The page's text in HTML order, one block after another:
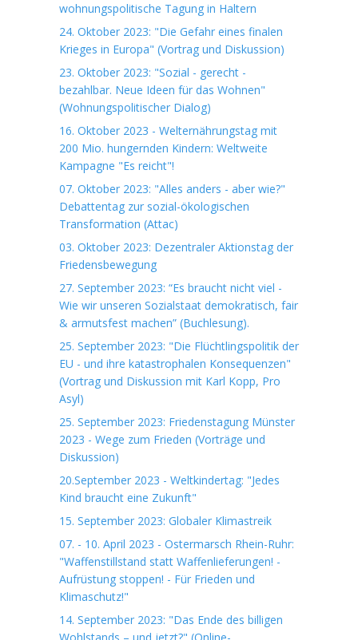
wohnungspolitische Tagung in Haltern
24. Oktober 2023: "Die Gefahr eines finalen
Krieges in Europa" (Vortrag und Diskussion)
23. Oktober 2023: "Sozial - gerecht -
bezahlbar. Neue Ideen für das Wohnen"
(Wohnungspolitischer Dialog)
16. Oktober 2023 - Welternährungstag mit
200 Mio. hungernden Kindern: Weltweite
Kampagne "Es reicht"!
07. Oktober 2023: "Alles anders - aber wie?"
Debattentag zur sozial-ökologischen
Transformation (Attac)
03. Oktober 2023: Dezentraler Aktionstag der
Friedensbewegung
27. September 2023: “Es braucht nicht viel -
Wie wir unseren Sozialstaat demokratisch, fair
& armutsfest machen” (Buchlesung).
25. September 2023: "Die Flüchtlingspolitik der
EU - und ihre katastrophalen Konsequenzen"
(Vortrag und Diskussion mit Karl Kopp, Pro
Asyl)
25. September 2023: Friedenstagung Münster
2023 - Wege zum Frieden (Vorträge und
Diskussion)
20.September 2023 - Weltkindertag: "Jedes
Kind braucht eine Zukunft"
15. September 2023: Globaler Klimastreik
07. - 10. April 2023 - Ostermarsch Rhein-Ruhr:
"Waffenstillstand statt Waffenlieferungen! -
Aufrüstung stoppen! - Für Frieden und
Klimaschutz!"
14. September 2023: "Das Ende des billigen